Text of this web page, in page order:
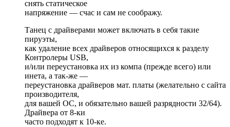
снять статическое
напряжение — счас и сам не соображу.
Танец с драйверами может включать в себя такие
пируэты,
как удаление всех драйверов относящихся к разделу
Контролеры USB,
и/или переустановка их из компа (прежде всего) или
инета, а так-же —
переустановка драйверов мат. платы (желательно с сайта
производителя,
для вашей ОС, и обязательно вашей разрядности 32/64).
Драйвера от 8-ки
часто подходят к 10-ке.